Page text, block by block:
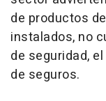
de productos
instalados, no
de seguridad,
de seguros.